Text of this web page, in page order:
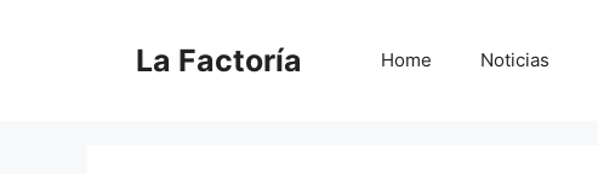
La Factoría Home Noticias